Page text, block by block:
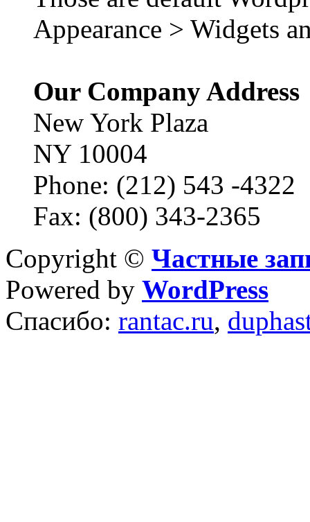
Appearance > Widgets
Our Company Address
New York Plaza
NY 10004
Phone: (212) 543 -4322
Fax: (800) 343-2365
Copyright © Частные
Powered by WordPress
Спасибо: rantac.ru,